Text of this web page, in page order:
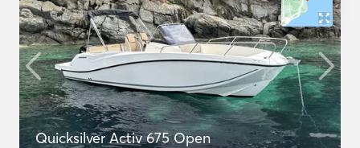
Quicksilver Activ 675 Open